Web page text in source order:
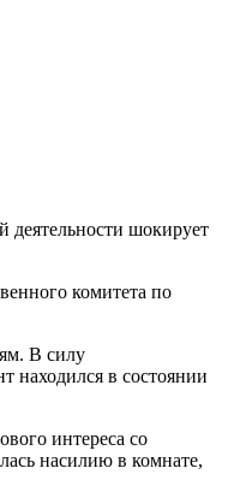
деятельности шокирует
комитета по
В силу
находился в состоянии
интереса со
насилию в комнате,